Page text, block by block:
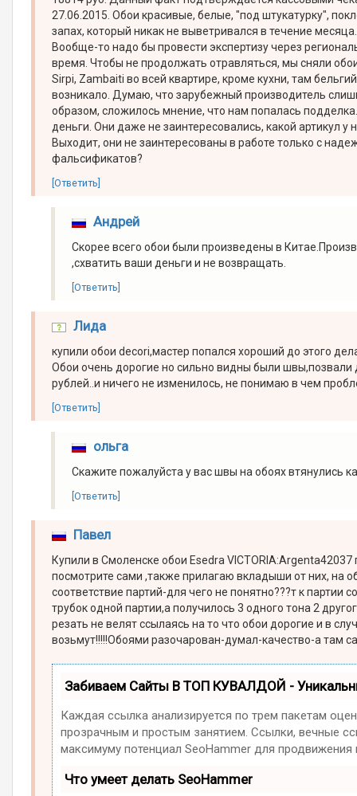
27.06.2015. Обои красивые, белые, "под штукатурку",
запах, который никак не выветривался в течение
Вообще-то надо бы провести экспертизу через
время. Чтобы не продолжать отравляться, мы сняли
Sirpi, Zambaiti во всей квартире, кроме кухни, там
возникало. Думаю, что зарубежный производитель
образом, сложилось мнение, что нам попалась
деньги. Они даже не заинтересовались, какой артикул
Выходит, они не заинтересованы в работе только с
фальсификатов?
[Ответить]
Андрей
Скорее всего обои были произведены в
,схватить ваши деньги и не возвращать.
[Ответить]
Лида
купили обои decori,мастер попался хороший до этого
Обои очень дорогие но сильно видны были швы,позвали
рублей..и ничего не изменилось, не понимаю в чем
[Ответить]
ольга
Скажите пожалуйста у вас швы на обоях втянулись
[Ответить]
Павел
Купили в Смоленске обои Esedra
посмотрите сами ,также прилагаю вкладыши от них, на
соответствие партий-для чего не понятно???т к партии
трубок одной партии,а получилось 3 одного тона 2
резать не велят ссылаясь на то что обои дорогие и в
возьмут!!!!!Обоями разочарован-думал-качество-а там
Забиваем Сайты В ТОП КУВАЛДОЙ -
Каждая ссылка анализируется по трем пакетам
прозрачным и простым занятием. Ссылки, вечные
максимуму потенциал SeoHammer для продвижения
Что умеет делать SeoHammer